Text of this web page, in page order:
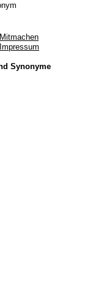
Mitmachen
Impressum
Synonyme